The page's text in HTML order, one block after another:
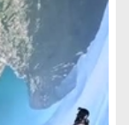
du site,